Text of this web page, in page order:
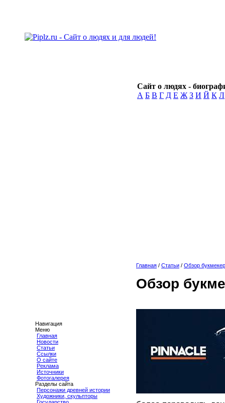
Сайт о людях -
А Б В Г Д Е Ж З И Й К Л
Навигация
Меню
Главная
Новости
Статьи
Ссылки
О сайте
Реклама
Источники
Фотогалерея
Разделы сайта
Персонажи древней истории
Художники, скульпторы
Главная / Статьи / Обзор
Обзор